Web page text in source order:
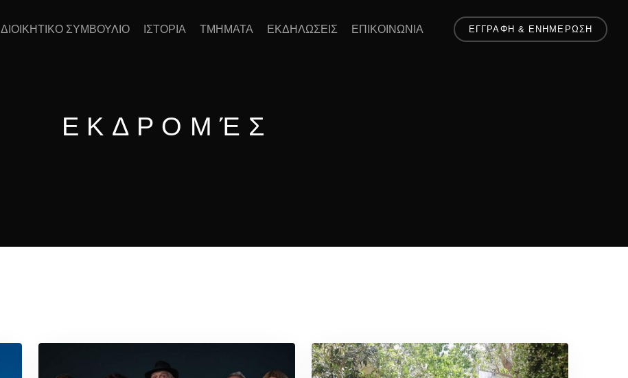
ΔΙΟΙΚΗΤΙΚΟ ΣΥΜΒΟΥΛΙΟ ΙΣΤΟΡΙΑ ΤΜΗΜΑΤΑ ΕΚΔΗΛΩΣΕΙΣ ΕΠΙΚΟΙΝΩΝΙΑ ΕΓΓΡΑΦΗ & ΕΝΗΜΕΡΩΣΗ
ΕΚΔΡΟΜΈΣ